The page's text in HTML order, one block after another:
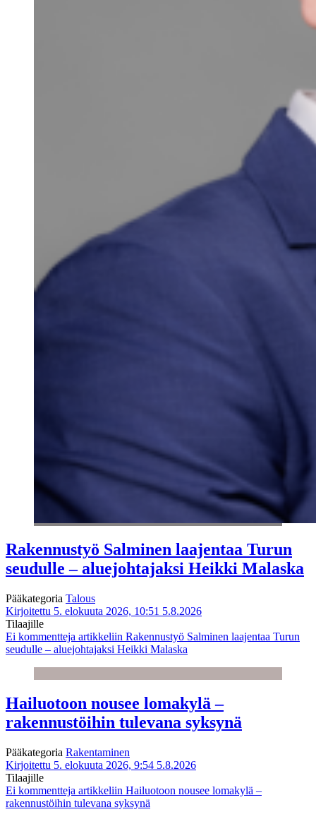
Rakennustyö Salminen laajentaa Turun
seudulle – aluejohtajaksi Heikki Malaska
Pääkategoria Talous
Kirjoitettu 5. elokuuta 2026, 10:51 5.8.2026
Tilaajille
Ei kommentteja artikkeliin Rakennustyö Salminen laajentaa Turun
seudulle – aluejohtajaksi Heikki Malaska
Hailuotoon nousee lomakylä –
rakennustöihin tulevana syksynä
Pääkategoria Rakentaminen
Kirjoitettu 5. elokuuta 2026, 9:54 5.8.2026
Tilaajille
Ei kommentteja artikkeliin Hailuotoon nousee lomakylä –
rakennustöihin tulevana syksynä